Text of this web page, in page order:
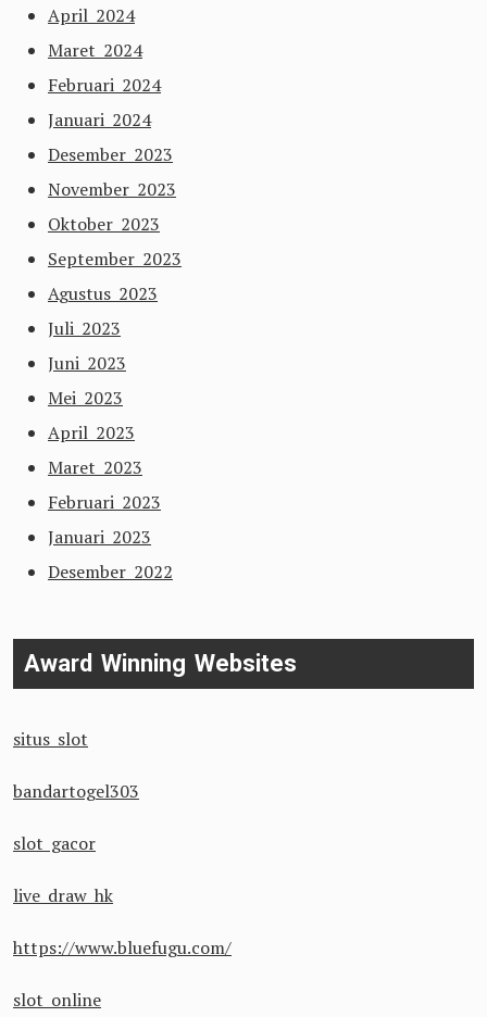
April 2024
Maret 2024
Februari 2024
Januari 2024
Desember 2023
November 2023
Oktober 2023
September 2023
Agustus 2023
Juli 2023
Juni 2023
Mei 2023
April 2023
Maret 2023
Februari 2023
Januari 2023
Desember 2022
Award Winning Websites
situs slot
bandartogel303
slot gacor
live draw hk
https://www.bluefugu.com/
slot online